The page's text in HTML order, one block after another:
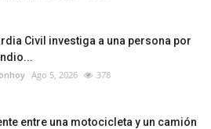
Civil investiga a una persona por
Ago 5, 2026 378
entre una motocicleta y un camión